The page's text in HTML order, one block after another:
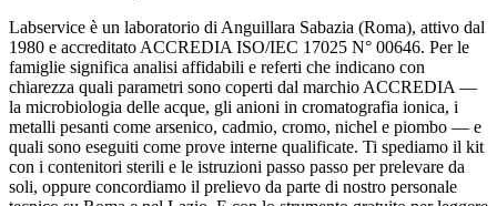
Labservice è un laboratorio di Anguillara Sabazia (Roma), attivo dal
1980 e accreditato ACCREDIA ISO/IEC 17025 N° 00646. Per le
famiglie significa analisi affidabili e referti che indicano con
chiarezza quali parametri sono coperti dal marchio ACCREDIA —
la microbiologia delle acque, gli anioni in cromatografia ionica, i
metalli pesanti come arsenico, cadmio, cromo, nichel e piombo — e
quali sono eseguiti come prove interne qualificate. Ti spediamo il kit
con i contenitori sterili e le istruzioni passo passo per prelevare da
soli, oppure concordiamo il prelievo da parte di nostro personale